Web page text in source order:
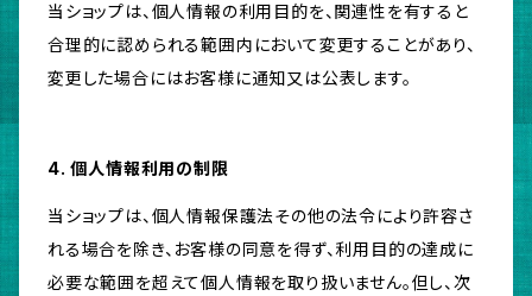
当ショップは、個人情報の利用目的を、関連性を有すると
合理的に認められる範囲内において変更することがあり、
変更した場合にはお客様に通知又は公表します。
4. 個人情報利用の制限
当ショップは、個人情報保護法その他の法令により許容さ
れる場合を除き、お客様の同意を得ず、利用目的の達成に
必要な範囲を超えて個人情報を取り扱いません。但し、次